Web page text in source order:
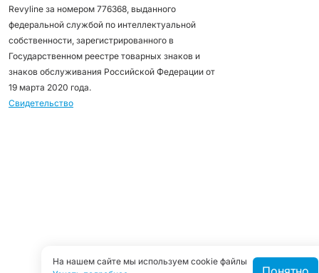
Revyline за номером 776368, выданного
федеральной службой по интеллектуальной
собственности, зарегистрированного в
Государственном реестре товарных знаков и
знаков обслуживания Российской Федерации от
19 марта 2020 года.
Свидетельство
На нашем сайте мы используем cookie файлы